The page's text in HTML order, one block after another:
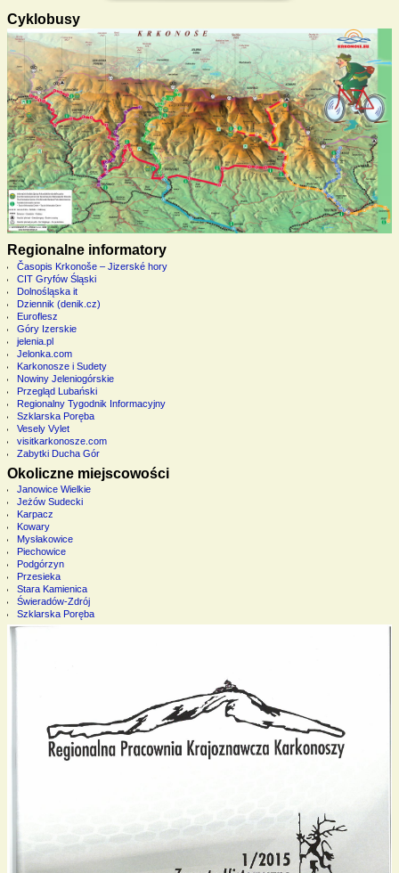
Cyklobusy
Regionalne informatory
Časopis Krkonoše – Jizerské hory
CIT Gryfów Śląski
Dolnośląska it
Dziennik (denik.cz)
Euroflesz
Góry Izerskie
jelenia.pl
Jelonka.com
Karkonosze i Sudety
Nowiny Jeleniogórskie
Przegląd Lubański
Regionalny Tygodnik Informacyjny
Szklarska Poręba
Vesely Vylet
visitkarkonosze.com
Zabytki Ducha Gór
Okoliczne miejscowości
Janowice Wielkie
Jeżów Sudecki
Karpacz
Kowary
Mysłakowice
Piechowice
Podgórzyn
Przesieka
Stara Kamienica
Świeradów-Zdrój
Szklarska Poręba